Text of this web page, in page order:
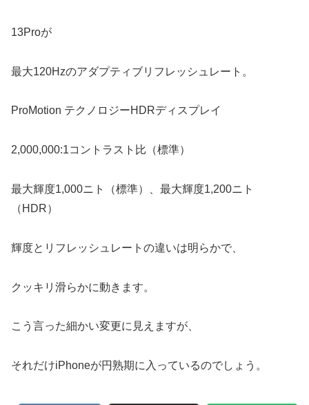
13Proが
最大120Hzのアダプティブリフレッシュレート。
ProMotion テクノロジーHDRディスプレイ
2,000,000:1コントラスト比（標準）
最大輝度1,000ニト（標準）、最大輝度1,200ニト
（HDR）
輝度とリフレッシュレートの違いは明らかで、
クッキリ滑らかに動きます。
こう言った細かい変更に見えますが、
それだけiPhoneが円熟期に入っているのでしょう。